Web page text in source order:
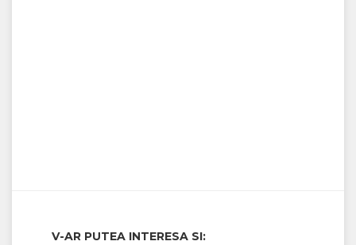
V-AR PUTEA INTERESA SI: